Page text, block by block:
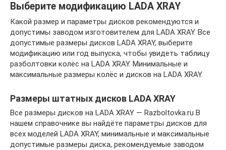
Выберите модификацию LADA XRAY
Какой размер и параметры дисков рекомендуются и
допустимы заводом изготовителем для LADA XRAY. Все
допустимые размеры дисков LADA XRAY, выберите
модификацию или год выпуска, чтобы увидеть таблицу
разболтовки колёс на LADA XRAY. Минимальные и
максимальные размеры колёс и дисков на LADA XRAY.
Размеры штатных дисков LADA XRAY
Все размеры дисков на LADA XRAY — Razboltovka.ru В
нашем справочнике вы найдёте параметры дисков для
всех моделей LADA XRAY, минимальные и максимальные
допустимые размеры диска, рекомендуемые заводом